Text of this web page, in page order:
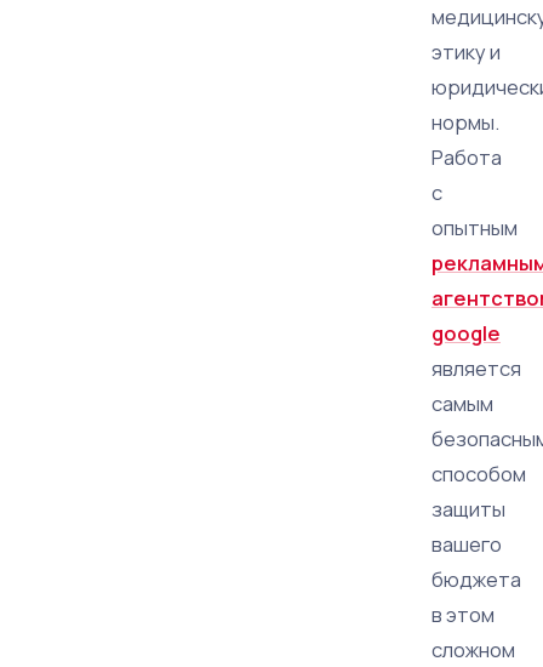
этику и
нормы.
Работа
с
опытным
google
является
самым
способом
защиты
вашего
бюджета
в этом
сложном